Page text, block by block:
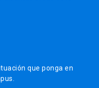
que ponga en